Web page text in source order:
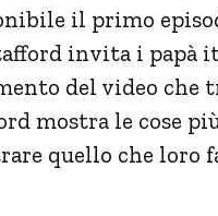
il primo
invita i papà
del video che
mostra le cose
quello che loro